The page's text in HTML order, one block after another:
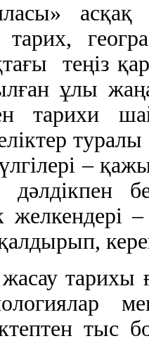
тарих,
теңіз
ұлы
тарихи
–
тарихы
тыс